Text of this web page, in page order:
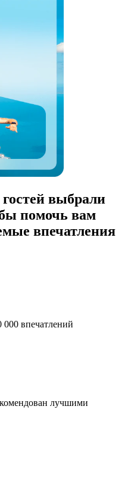
выбрали
помочь вам
впечатления
000 впечатлений
лучшими